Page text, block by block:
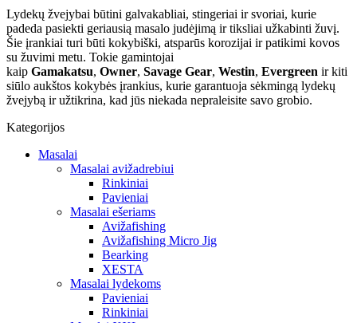
Lydekų žvejybai būtini galvakabliai, stingeriai ir svoriai, kurie
padeda pasiekti geriausią masalo judėjimą ir tiksliai užkabinti žuvį.
Šie įrankiai turi būti kokybiški, atsparūs korozijai ir patikimi kovos
su žuvimi metu. Tokie gamintojai
kaip Gamakatsu, Owner, Savage Gear, Westin, Evergreen ir kiti
siūlo aukštos kokybės įrankius, kurie garantuoja sėkmingą lydekų
žvejybą ir užtikrina, kad jūs niekada nepraleisite savo grobio.
Kategorijos
Masalai
Masalai avižadrebiui
Rinkiniai
Pavieniai
Masalai ešeriams
Avižafishing
Avižafishing Micro Jig
Bearking
XESTA
Masalai lydekoms
Pavieniai
Rinkiniai